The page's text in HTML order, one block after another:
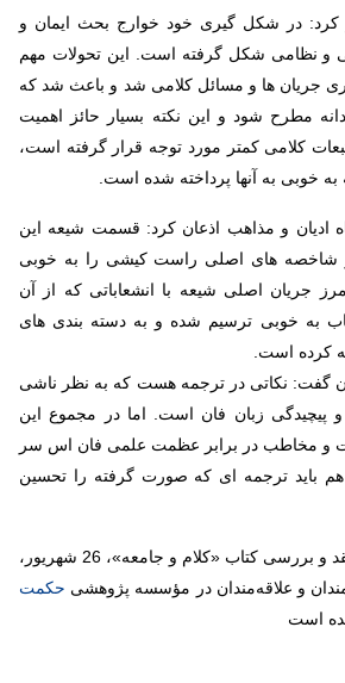
کرد: در شکل گیری خود خوارج بحث ایمان و
و نظامی شکل گرفته است. این تحولات مهم
جریان ها و مسائل کلامی شد و باعث شد که
مطرح شود و این نکته بسیار حائز اهمیت
کلامی کمتر مورد توجه قرار گرفته است،
به خوبی به آنها پرداخته شده است
ادیان و مذاهب اذعان کرد: قسمت شیعه این
شاخصه های اصلی راست کیشی را به خوبی
جریان اصلی شیعه با انشعاباتی که از آن
به خوبی ترسیم شده و به دسته بندی های
کرده است
گفت: نکاتی در ترجمه هست که به نظر ناشی
و پیچیدگی زبان فان است. اما در مجموع این
و مخاطب در برابر عظمت علمی فان اس سر
باید ترجمه ای که صورت گرفته را تحسین
یادآور می شود نشست نقد و بررسی کتاب «کلام و جامعه»، 26 شهریور،
و علاقه‌مندان در مؤسسه پژوهشی حکمت
است